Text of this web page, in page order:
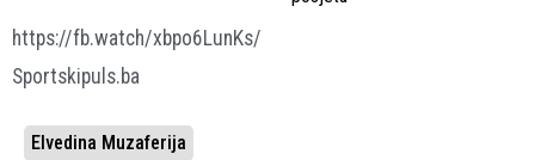
https://fb.watch/xbpo6LunKs/
Sportskipuls.ba
Elvedina Muzaferija